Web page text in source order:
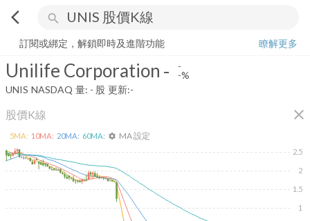
arrow_back_ios search
Unilife Corporation --%
訂閱或綁定，解鎖即時及進階功能
瞭解更多
Unilife Corporation - -
-%
UNIS NASDAQ 量: - 股 更新:-
股價K線 close
1
1.5
2
2.5
5MA: 10MA: 20MA: 60MA: settings MA 設定